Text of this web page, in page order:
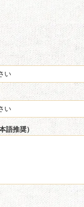
語推奨）